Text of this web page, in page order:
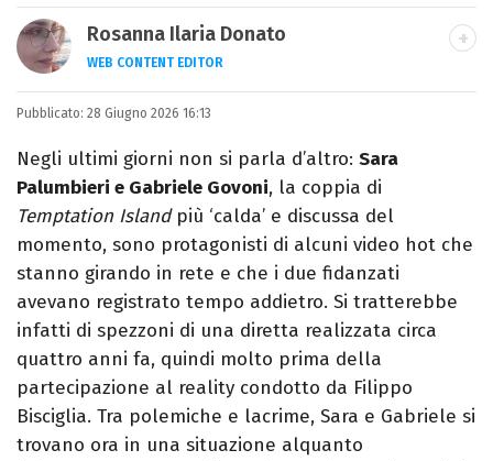
Rosanna Ilaria Donato
WEB CONTENT EDITOR
Laureata in Linguaggi dei Media, mi dedico
al mondo dell’intrattenimento da 10 anni.
Ho lavorato come web content editor
freelance per diverse testate.
Pubblicato: 28 Giugno 2026 16:13
Negli ultimi giorni non si parla d’altro: Sara
Palumbieri e Gabriele Govoni, la coppia di
Temptation Islandpiù ‘calda’ e discussa del
momento, sono protagonisti di alcuni video hot che
stanno girando in rete e che i due fidanzati
avevano registrato tempo addietro. Si tratterebbe
infatti di spezzoni di una diretta realizzata circa
quattro anni fa, quindi molto prima della
partecipazione al reality condotto da Filippo
Bisciglia. Tra polemiche e lacrime, Sara e Gabriele si
trovano ora in una situazione alquanto